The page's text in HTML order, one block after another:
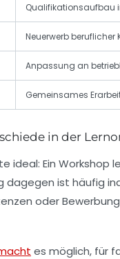
Qualifikationsaufbau
Neuerwerb beruflicher
Anpassung an
Gemeinsames
in der
ideal: Ein Workshop
dagegen ist häufig
oder
es möglich, für